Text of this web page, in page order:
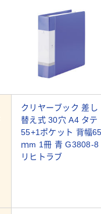
クリヤーブック 差し
替え式 30穴 A4 タテ
55+1ポケット 背幅65
ｍm 1冊 青 G3808-8
リヒトラブ